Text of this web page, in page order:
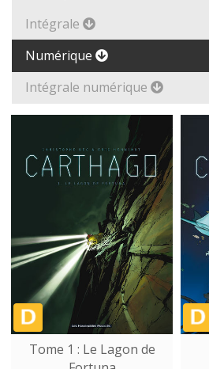
Intégrale
Numérique
Intégrale numérique
Tome 1 : Le Lagon de